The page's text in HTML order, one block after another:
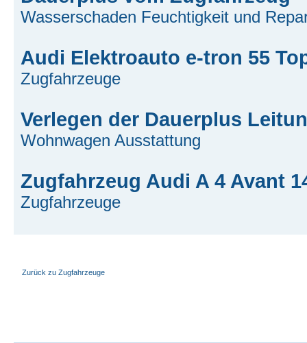
Wasserschaden Feuchtigkeit und
Audi Elektroauto e-tron 55
Zugfahrzeuge
Verlegen der Dauerplus
Wohnwagen Ausstattung
Zugfahrzeug Audi A 4 Avant
Zugfahrzeuge
Zurück zu Zugfahrzeuge